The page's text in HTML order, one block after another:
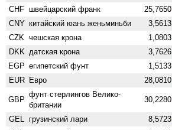
CHF швейцарский франк 25,7650
CNY китайский юань женьминьби 3,5613
CZK чешская крона 1,0803
DKK датская крона 3,7626
EGP египетский фунт 1,5133
EUR Евро 28,0810
GBP
фунт стерлингов Велико­
британии
30,2280
GEL грузинский лари 8,5723